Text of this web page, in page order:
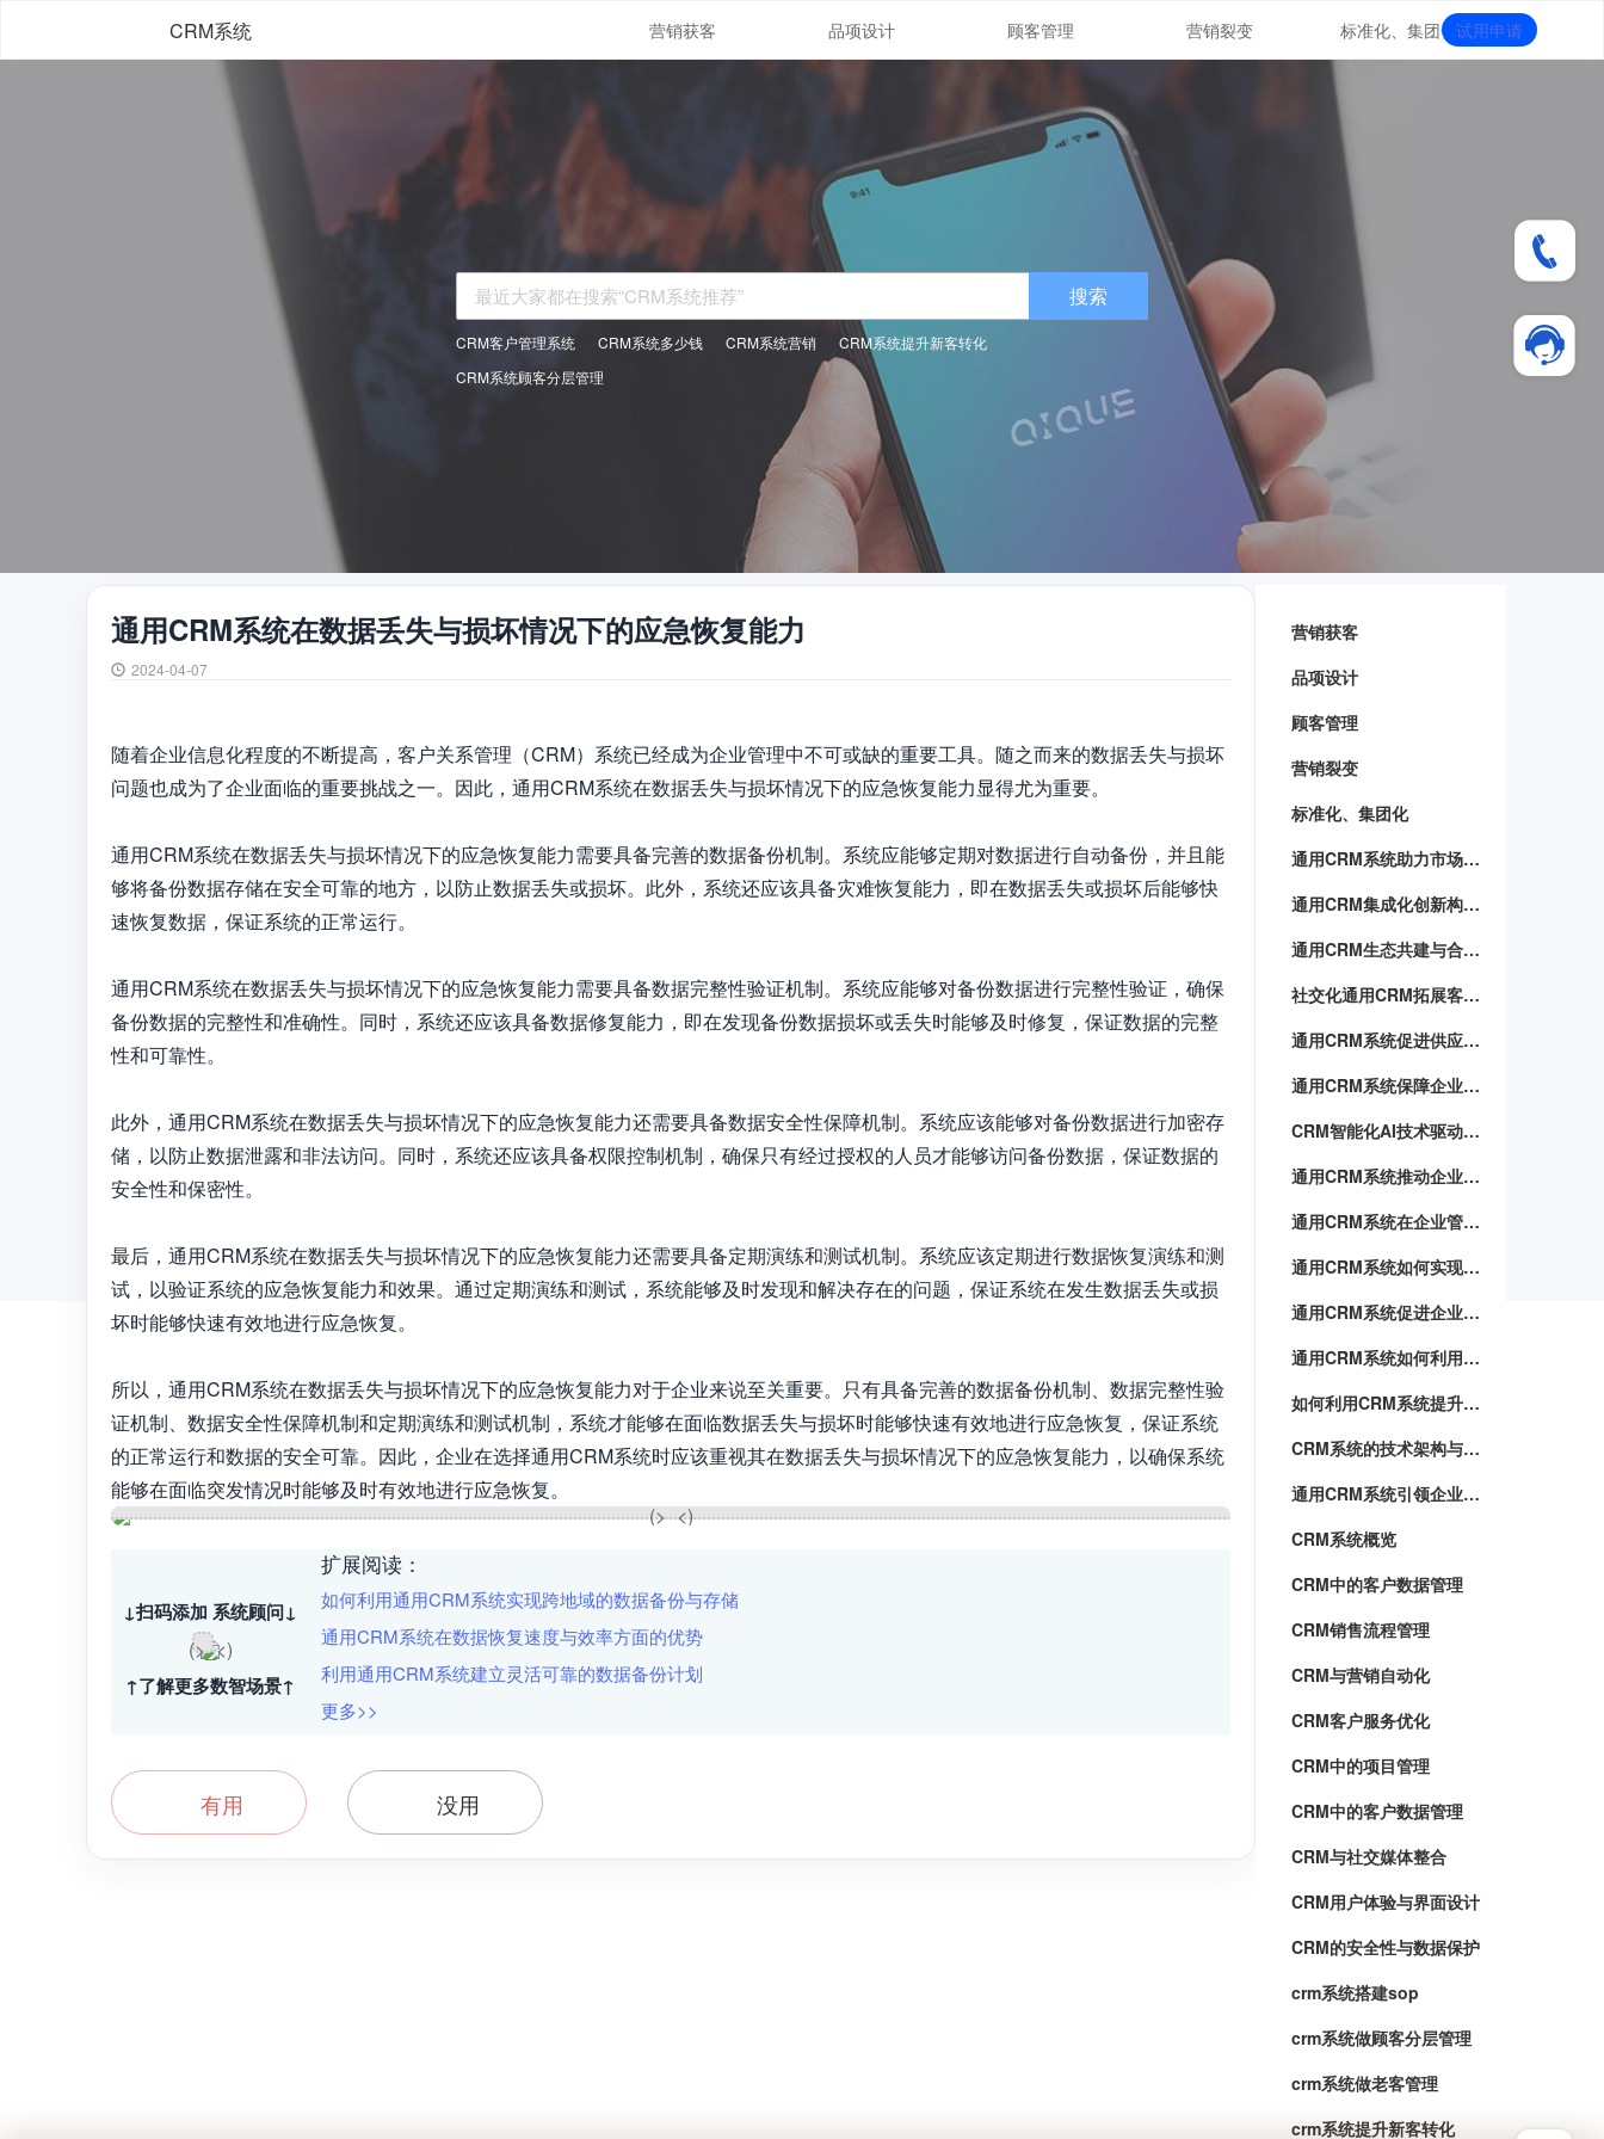
CRM系统 营销获客 品项设计 顾客管理 营销裂变 标准化、集团化试用申请
搜索
CRM客户管理系统 CRM系统多少钱 CRM系统营销
CRM系统提升新客转化
CRM系统顾客分层管理
通用CRM系统在数据丢失与损坏情况下的应急恢复能力
2024-04-07
随着企业信息化程度的不断提高，客户关系管理（CRM）系统已经成为企业管理中不可或缺的重要工具。随之而来的数据丢失与损坏
问题也成为了企业面临的重要挑战之一。因此，通用CRM系统在数据丢失与损坏情况下的应急恢复能力显得尤为重要。
通用CRM系统在数据丢失与损坏情况下的应急恢复能力需要具备完善的数据备份机制。系统应能够定期对数据进行自动备份，并且能
够将备份数据存储在安全可靠的地方，以防止数据丢失或损坏。此外，系统还应该具备灾难恢复能力，即在数据丢失或损坏后能够快
速恢复数据，保证系统的正常运行。
通用CRM系统在数据丢失与损坏情况下的应急恢复能力需要具备数据完整性验证机制。系统应能够对备份数据进行完整性验证，确保
备份数据的完整性和准确性。同时，系统还应该具备数据修复能力，即在发现备份数据损坏或丢失时能够及时修复，保证数据的完整
性和可靠性。
此外，通用CRM系统在数据丢失与损坏情况下的应急恢复能力还需要具备数据安全性保障机制。系统应该能够对备份数据进行加密存
储，以防止数据泄露和非法访问。同时，系统还应该具备权限控制机制，确保只有经过授权的人员才能够访问备份数据，保证数据的
安全性和保密性。
最后，通用CRM系统在数据丢失与损坏情况下的应急恢复能力还需要具备定期演练和测试机制。系统应该定期进行数据恢复演练和测
试，以验证系统的应急恢复能力和效果。通过定期演练和测试，系统能够及时发现和解决存在的问题，保证系统在发生数据丢失或损
坏时能够快速有效地进行应急恢复。
所以，通用CRM系统在数据丢失与损坏情况下的应急恢复能力对于企业来说至关重要。只有具备完善的数据备份机制、数据完整性验
证机制、数据安全性保障机制和定期演练和测试机制，系统才能够在面临数据丢失与损坏时能够快速有效地进行应急恢复，保证系统
的正常运行和数据的安全可靠。因此，企业在选择通用CRM系统时应该重视其在数据丢失与损坏情况下的应急恢复能力，以确保系统
能够在面临突发情况时能够及时有效地进行应急恢复。
↓扫码添加 系统顾问↓
↑了解更多数智场景↑
扩展阅读：
如何利用通用CRM系统实现跨地域的数据备份与存储
通用CRM系统在数据恢复速度与效率方面的优势
利用通用CRM系统建立灵活可靠的数据备份计划
更多>>
有用 没用
营销获客
品项设计
顾客管理
营销裂变
标准化、集团化
通用CRM系统助力市场营销革新
通用CRM集成化创新构建企业管理新生态
通用CRM生态共建与合作伙伴共同创造商业价值
社交化通用CRM拓展客户关系
通用CRM系统促进供应链高效运转
通用CRM系统保障企业核心资产
CRM智能化AI技术驱动企业管理新风向
通用CRM系统推动企业数字化转型
通用CRM系统在企业管理中的应用前景
通用CRM系统如何实现客户关怀与满意度提升
通用CRM系统促进企业内部协作与沟通
通用CRM系统如何利用数据赋能企业
如何利用CRM系统提升销售业绩
CRM系统的技术架构与应用实践
通用CRM系统引领企业走向数字化智能化未来
CRM系统概览
CRM中的客户数据管理
CRM销售流程管理
CRM与营销自动化
CRM客户服务优化
CRM中的项目管理
CRM中的客户数据管理
CRM与社交媒体整合
CRM用户体验与界面设计
CRM的安全性与数据保护
crm系统搭建sop
crm系统做顾客分层管理
crm系统做老客管理
crm系统提升新客转化